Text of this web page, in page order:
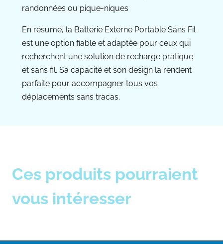
randonnées ou pique-niques
En résumé, la Batterie Externe Portable Sans Fil
est une option fiable et adaptée pour ceux qui
recherchent une solution de recharge pratique
et sans fil. Sa capacité et son design la rendent
parfaite pour accompagner tous vos
déplacements sans tracas.
Ces produits pourraient
vous intéresser